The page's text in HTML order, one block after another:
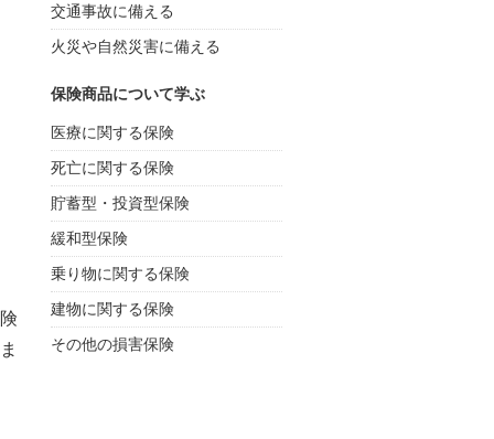
交通事故に備える
火災や自然災害に備える
保険商品について学ぶ
医療に関する保険
死亡に関する保険
貯蓄型・投資型保険
緩和型保険
乗り物に関する保険
建物に関する保険
その他の損害保険